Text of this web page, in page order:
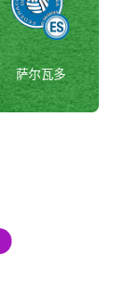
萨尔瓦多